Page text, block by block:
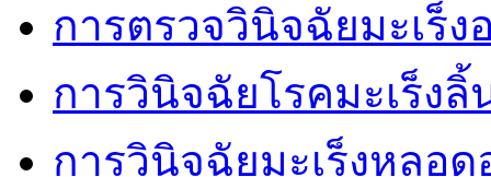
การตรวจวินิจฉัยมะเร็ง
การวินิจฉัยโรคมะเร็งลิ้
การวินิจฉัยมะเร็งหลอด